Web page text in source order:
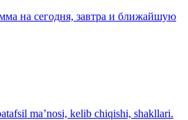
на сегодня, завтра и ближайшую
ma’nosi, kelib chiqishi, shakllari.